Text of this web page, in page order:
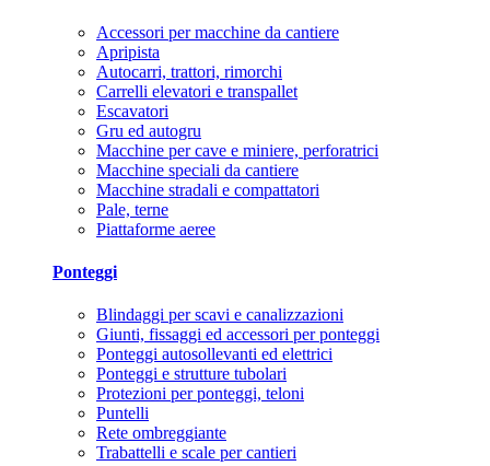
Accessori per macchine da cantiere
Apripista
Autocarri, trattori, rimorchi
Carrelli elevatori e transpallet
Escavatori
Gru ed autogru
Macchine per cave e miniere, perforatrici
Macchine speciali da cantiere
Macchine stradali e compattatori
Pale, terne
Piattaforme aeree
Ponteggi
Blindaggi per scavi e canalizzazioni
Giunti, fissaggi ed accessori per ponteggi
Ponteggi autosollevanti ed elettrici
Ponteggi e strutture tubolari
Protezioni per ponteggi, teloni
Puntelli
Rete ombreggiante
Trabattelli e scale per cantieri